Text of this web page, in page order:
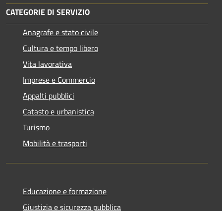
CATEGORIE DI SERVIZIO
Anagrafe e stato civile
Cultura e tempo libero
Vita lavorativa
Imprese e Commercio
Appalti pubblici
Catasto e urbanistica
Turismo
Mobilità e trasporti
Educazione e formazione
Giustizia e sicurezza pubblica